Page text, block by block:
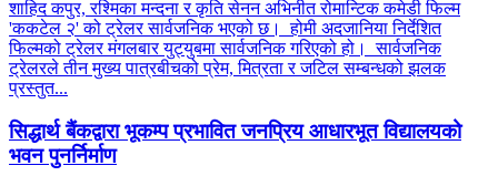
शाहिद कपुर, रश्मिका मन्दना र कृति सेनन अभिनीत रोमान्टिक कमेडी फिल्म
'ककटेल २' को ट्रेलर सार्वजनिक भएको छ। होमी अदजानिया निर्देशित
फिल्मको ट्रेलर मंगलबार युट्युबमा सार्वजनिक गरिएको हो। सार्वजनिक
ट्रेलरले तीन मुख्य पात्रबीचको प्रेम, मित्रता र जटिल सम्बन्धको झलक
प्रस्तुत...
सिद्धार्थ बैंकद्वारा भूकम्प प्रभावित जनप्रिय आधारभूत विद्यालयको
भवन पुनर्निर्माण